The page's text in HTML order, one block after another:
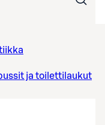
ja toilettilaukut